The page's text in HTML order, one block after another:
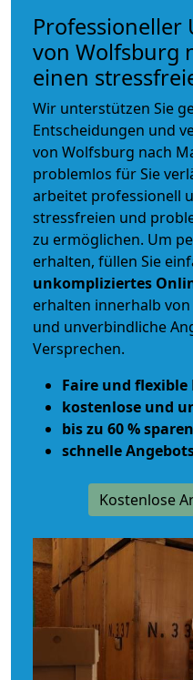
Professioneller
von Wolfsburg
einen
Wir unterstützen Sie
Entscheidungen und
von Wolfsburg nach
problemlos für Sie
arbeitet professionell
stressfreien und
zu ermöglichen. Um
erhalten, füllen Sie
unkompliziertes
erhalten innerhalb
und unverbindliche
Versprechen.
Faire und flexible
kostenlose und
bis zu 60 % sparen
schnelle
Kostenlose